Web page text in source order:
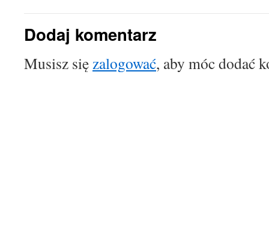
Dodaj komentarz
Musisz sięzalogować, aby móc dodać